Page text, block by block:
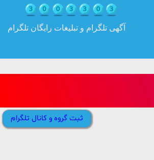
آگهی تلگرام و تبلیغات رایگان تلگرام
ثبت گروه و کانال تلگرام